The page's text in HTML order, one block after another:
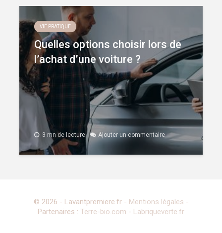
VIE PRATIQUE
Quelles options choisir lors de
l’achat d’une voiture ?
3 mn de lecture Ajouter un commentaire
© 2026 - Lavantpremiere.fr - Mentions légales -
Partenaires : Terre-bio.com - Labriqueverte.fr